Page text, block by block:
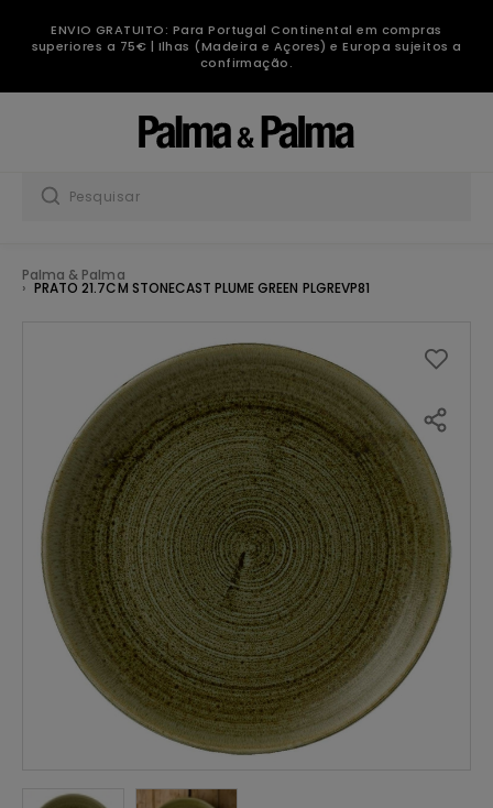
ENVIO GRATUITO: Para Portugal Continental em compras
superiores a 75€ | Ilhas (Madeira e Açores) e Europa sujeitos a
confirmação.
Palma & Palma
PRATO 21.7CM STONECAST PLUME GREEN PLGREVP81